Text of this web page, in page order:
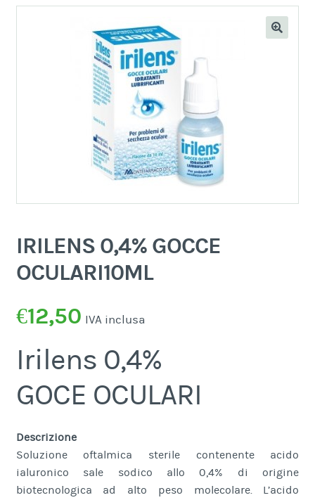
IRILENS 0,4% GOCCE
OCULARI10ML
€12,50 IVA inclusa
Irilens 0,4%
GOCE OCULARI
Descrizione
Soluzione oftalmica sterile contenente acido
ialuronico sale sodico allo 0,4% di origine
biotecnologica ad alto peso molecolare. L’acido